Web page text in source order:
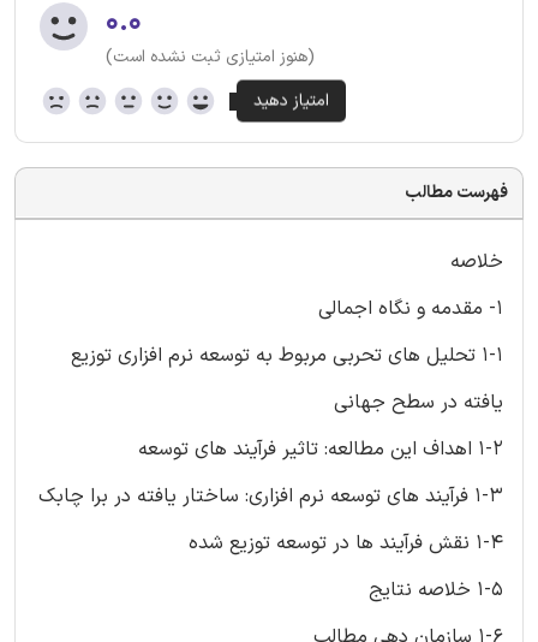
۰.۰
(هنوز امتیازی ثبت نشده است)
فهرست مطالب
خلاصه
1- مقدمه و نگاه اجمالی
1-1 تحلیل های تحربی مربوط به توسعه نرم افزاری توزیع
یافته در سطح جهانی
1-2 اهداف این مطالعه: تاثیر فرآیند های توسعه
1-3 فرآیند های توسعه نرم افزاری: ساختار یافته در برا چابک
1-4 نقش فرآیند ها در توسعه توزیع شده
1-5 خلاصه نتایج